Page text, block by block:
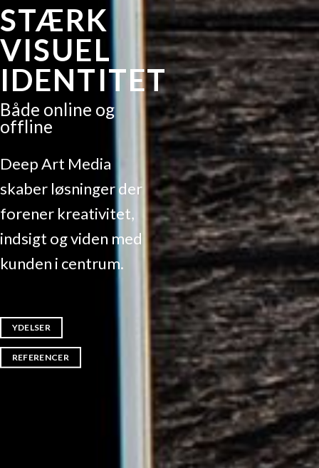
STÆRK
VISUEL
IDENTITET
Både online og
offline
Deep Art Media
skaber løsninger der
forener kreativitet,
indsigt og viden med
kunden i centrum.
YDELSER
REFERENCER